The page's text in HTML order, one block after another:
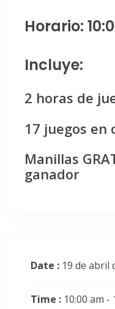
Horario:
Incluye:
2 horas de
17 juegos en
Manillas
ganador
Date : 19 de abril
Time : 10:00 am -